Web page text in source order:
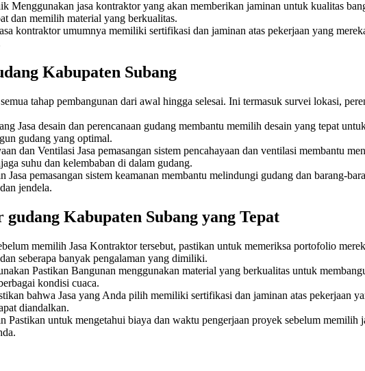
Menggunakan jasa kontraktor yang akan memberikan jaminan untuk kualitas
dan memilih material yang berkualitas.
kontraktor umumnya memiliki sertifikasi dan jaminan atas pekerjaan yang
Kabupaten Subang
tahap pembangunan dari awal hingga selesai. Ini termasuk survei lokasi,
Jasa desain dan perencanaan gudang membantu memilih desain yang tepat
gudang yang optimal.
dan Ventilasi Jasa pemasangan sistem pencahayaan dan ventilasi membantu
suhu dan kelembaban di dalam gudang.
Jasa pemasangan sistem keamanan membantu melindungi gudang dan barang-
jendela.
Kabupaten Subang yang Tepat
memilih Jasa Kontraktor tersebut, pastikan untuk memeriksa portofolio
seberapa banyak pengalaman yang dimiliki.
Pastikan Bangunan menggunakan material yang berkualitas untuk
kondisi cuaca.
bahwa Jasa yang Anda pilih memiliki sertifikasi dan jaminan atas pekerjaan
diandalkan.
Pastikan untuk mengetahui biaya dan waktu pengerjaan proyek sebelum